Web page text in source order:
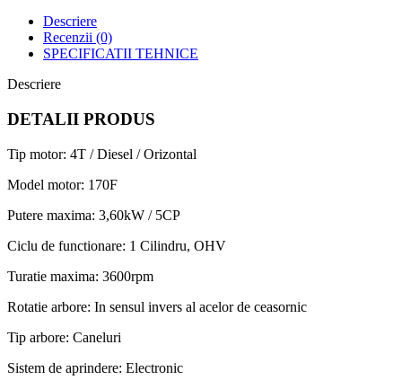
Descriere
Recenzii (0)
SPECIFICATII TEHNICE
Descriere
DETALII PRODUS
Tip motor: 4T / Diesel / Orizontal
Model motor: 170F
Putere maxima: 3,60kW / 5CP
Ciclu de functionare: 1 Cilindru, OHV
Turatie maxima: 3600rpm
Rotatie arbore: In sensul invers al acelor de ceasornic
Tip arbore: Caneluri
Sistem de aprindere: Electronic